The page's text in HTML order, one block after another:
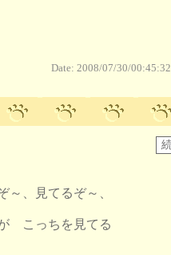
Date: 2008/07/30/00:45:32
～、見てるぞ～、
こっちを見てる